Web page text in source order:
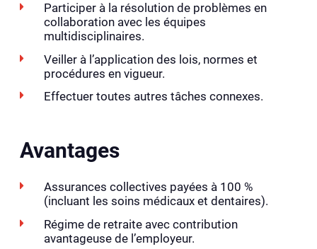
Participer à la résolution de problèmes en
collaboration avec les équipes
multidisciplinaires.
Veiller à l’application des lois, normes et
procédures en vigueur.
Effectuer toutes autres tâches connexes.
Avantages
Assurances collectives payées à 100 %
(incluant les soins médicaux et dentaires).
Régime de retraite avec contribution
avantageuse de l’employeur.